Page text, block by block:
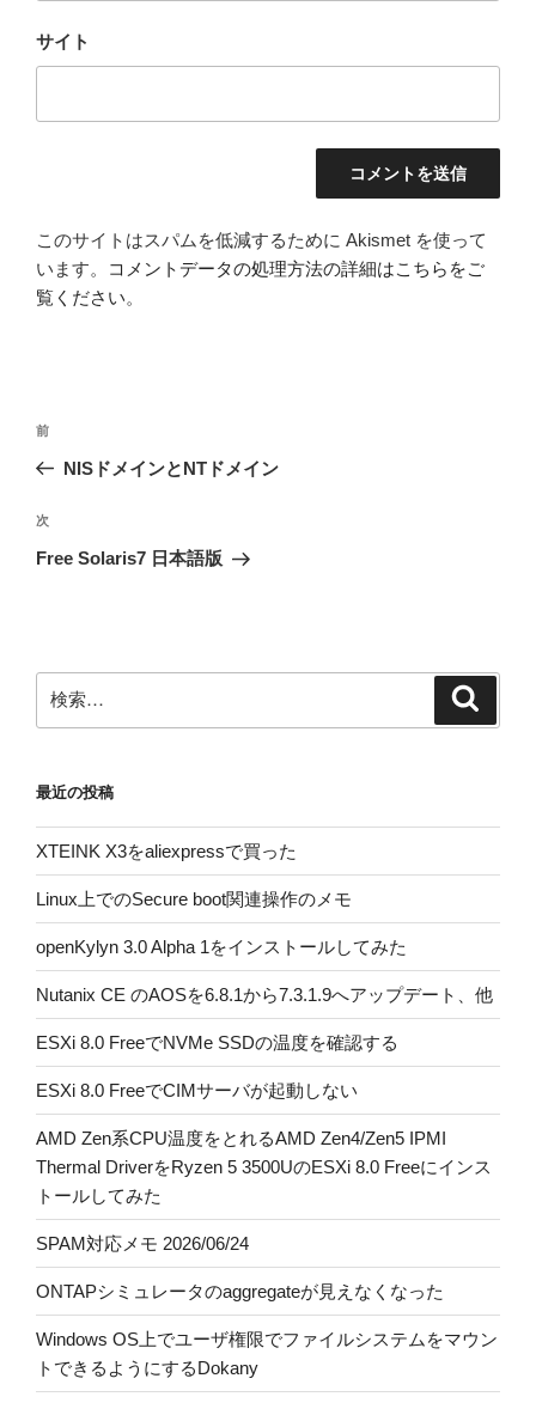
サイト
このサイトはスパムを低減するために Akismet を使って
います。
コメントデータの処理方法の詳細はこちらをご
覧ください。
投
ビ
ゲ
ン
前
の
稿
前
NISドメインとNTドメイン
次
の
次
Free Solaris7 日本語版
索:
最近の投稿
XTEINK X3をaliexpressで買った
Linux上でのSecure boot関連操作のメモ
openKylyn 3.0 Alpha 1をインストールしてみた
Nutanix CE のAOSを6.8.1から7.3.1.9へアップデート、他
ESXi 8.0 FreeでNVMe SSDの温度を確認する
ESXi 8.0 FreeでCIMサーバが起動しない
AMD Zen系CPU温度をとれるAMD Zen4/Zen5 IPMI
Thermal DriverをRyzen 5 3500UのESXi 8.0 Freeにインス
トールしてみた
SPAM対応メモ 2026/06/24
ONTAPシミュレータのaggregateが見えなくなった
Windows OS上でユーザ権限でファイルシステムをマウン
トできるようにするDokany